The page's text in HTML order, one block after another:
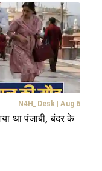
N4H_Desk Aug 6
था पंजाबी, बंदर के